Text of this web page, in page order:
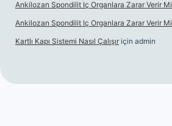
Ankilozan Spondilit Iç Organlara Zarar Verir Mi
Ankilozan Spondilit Iç Organlara Zarar Verir Mi
Kartlı Kapı Sistemi Nasıl Çalışır için admin